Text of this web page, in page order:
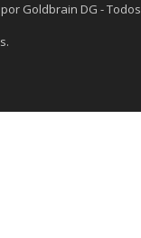
Goldbrain DG - Todos